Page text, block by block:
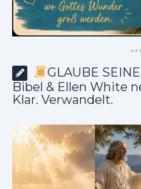
**
GLAUBE
Bibel & Ellen White
Klar. Verwandelt.